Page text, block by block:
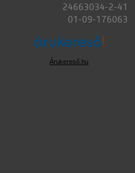
24663034-2-41
01-09-176063
Árukereső.hu